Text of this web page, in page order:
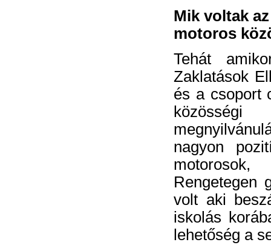
Mik voltak
motoros
Tehát
Zaklatások
és a csoport
nagyon
Rengetegen
volt aki
iskolás
lehetőség a